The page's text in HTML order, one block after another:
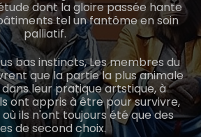
dont la gloire passée hante
tel un fantôme en soin
palliatif.
bas instincts, Les membres du
que la partie la plus animale
leur pratique artstique, à
ont appris à être pour survivre,
ils n'ont toujours été que des
de second choix.